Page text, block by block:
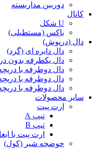
دوربین مداربسته
کانال
U شکل
باکس (مستطیلی)
دال (درپوش)
دال دایره ای (گرد)
دال یکطرفه بدون
دال دوطرفه با
دال دوطرفه با
دال دوطرفه با
سایر محصولات
ارت پیت
تیپ A
تیپ B
ارت پیت با
حوضچه شیر (کول)